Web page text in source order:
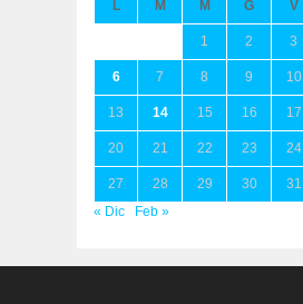
L M M G V
1 2 3
6 7 8 9 10
13 14 15 16 17
20 21 22 23 24
27 28 29 30
31
« Dic
Feb »